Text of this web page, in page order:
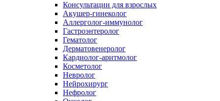
Консультации для взрослых
Акушер-гинеколог
Аллерголог-иммунолог
Гастроэнтеролог
Гематолог
Дерматовенеролог
Кардиолог-аритмолог
Косметолог
Невролог
Нейрохирург
Нефролог